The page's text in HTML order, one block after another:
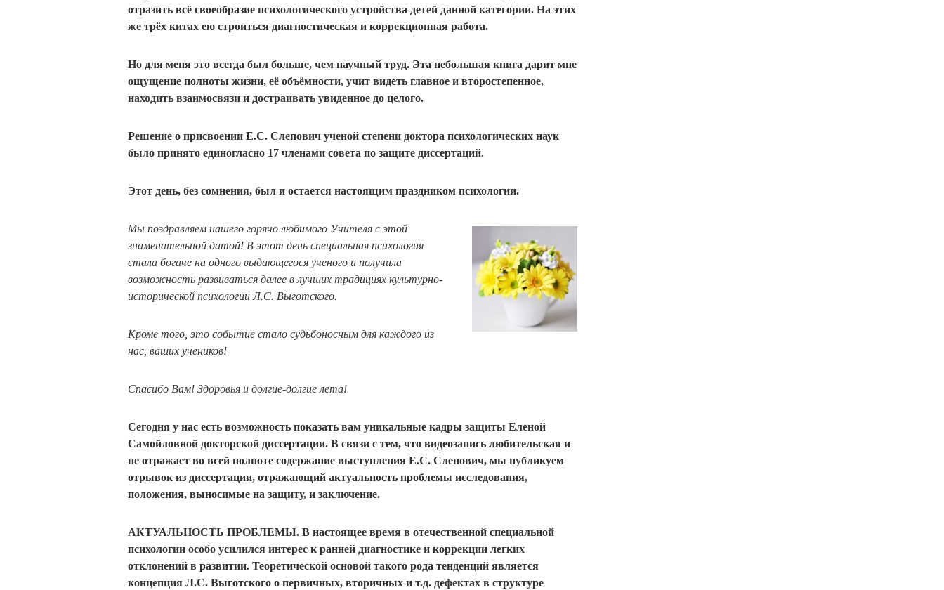
отразить всё своеобразие психологического устройства детей данной категории. На этих
же трёх китах ею строиться диагностическая и коррекционная работа.
Но для меня это всегда был больше, чем научный труд. Эта небольшая книга дарит мне
ощущение полноты жизни, её объёмности, учит видеть главное и второстепенное,
находить взаимосвязи и достраивать увиденное до целого.
Решение о присвоении Е.С. Слепович ученой степени доктора психологических наук
было принято единогласно 17 членами совета по защите диссертаций.
Этот день, без сомнения, был и остается настоящим праздником психологии.
Мы поздравляем нашего горячо любимого Учителя с этой
знаменательной датой! В этот день специальная психология
стала богаче на одного выдающегося ученого и получила
возможность развиваться далее в лучших традициях культурно-
исторической психологии Л.С. Выготского.
Кроме того, это событие стало судьбоносным для каждого из
нас, ваших учеников!
Спасибо Вам! Здоровья и долгие-долгие лета!
Сегодня у нас есть возможность показать вам уникальные кадры защиты Еленой
Самойловной докторской диссертации. В связи с тем, что видеозапись любительская и
не отражает во всей полноте содержание выступления Е.С. Слепович, мы публикуем
отрывок из диссертации, отражающий актуальность проблемы исследования,
положения, выносимые на защиту, и заключение.
АКТУАЛЬНОСТЬ ПРОБЛЕМЫ. В настоящее время в отечественной специальной
психологии особо усилился интерес к ранней диагностике и коррекции легких
отклонений в развитии. Теоретической основой такого рода тенденций является
концепция Л.С. Выготского о первичных, вторичных и т.д. дефектах в структуре